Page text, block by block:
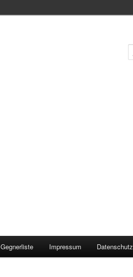
Gegnerliste Impressum Datenschutz